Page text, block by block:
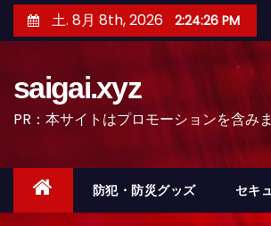
ン
ッ
土. 8月 8th, 2026 2:24:27 PM
saigai.xyz
PR：本サイトはプロモーションを含みま
防犯・防災グッズ セキ